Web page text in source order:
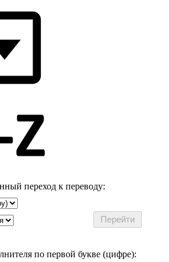
переход к переводу:
по первой букве (цифре):